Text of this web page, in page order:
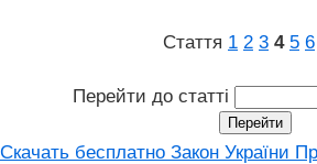
Стаття 1 2 3 4 5 6
Перейти до статті
Скачать бесплатно Закон України